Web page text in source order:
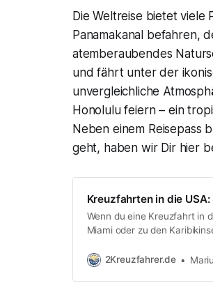
Die Weltreise bietet viele
Panamakanal befahren,
atemberaubendes
und fährt unter der
unvergleichliche
Honolulu feiern – ein
Neben einem Reisepass
geht, haben wir Dir hier
Kreuzfahrten in die
Wenn du eine Kreuzfahrt in
Miami oder zu den
unterwegs bist, du musst
2Kreuzfahrer.de